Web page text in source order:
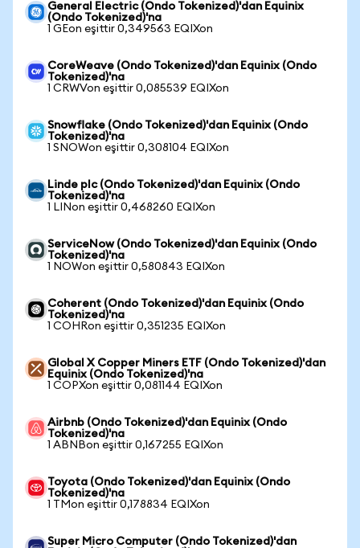
General Electric (Ondo Tokenized)'dan Equinix
(Ondo Tokenized)'na
1 GEon eşittir 0,349563 EQIXon
CoreWeave (Ondo Tokenized)'dan Equinix (Ondo
Tokenized)'na
1 CRWVon eşittir 0,085539 EQIXon
Snowflake (Ondo Tokenized)'dan Equinix (Ondo
Tokenized)'na
1 SNOWon eşittir 0,308104 EQIXon
Linde plc (Ondo Tokenized)'dan Equinix (Ondo
Tokenized)'na
1 LINon eşittir 0,468260 EQIXon
ServiceNow (Ondo Tokenized)'dan Equinix (Ondo
Tokenized)'na
1 NOWon eşittir 0,580843 EQIXon
Coherent (Ondo Tokenized)'dan Equinix (Ondo
Tokenized)'na
1 COHRon eşittir 0,351235 EQIXon
Global X Copper Miners ETF (Ondo Tokenized)'dan
Equinix (Ondo Tokenized)'na
1 COPXon eşittir 0,081144 EQIXon
Airbnb (Ondo Tokenized)'dan Equinix (Ondo
Tokenized)'na
1 ABNBon eşittir 0,167255 EQIXon
Toyota (Ondo Tokenized)'dan Equinix (Ondo
Tokenized)'na
1 TMon eşittir 0,178834 EQIXon
Super Micro Computer (Ondo Tokenized)'dan